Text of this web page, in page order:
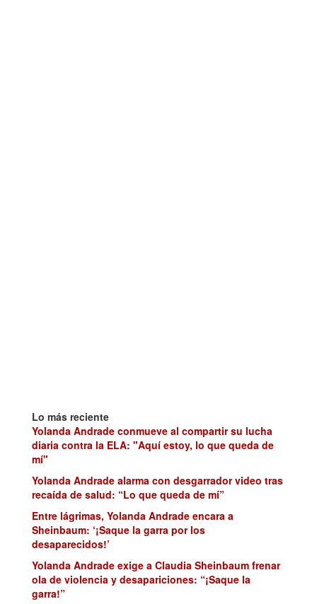
Lo más reciente
Yolanda Andrade conmueve al compartir su lucha
diaria contra la ELA: "Aquí estoy, lo que queda de
mí"
Yolanda Andrade alarma con desgarrador video tras
recaída de salud: “Lo que queda de mí”
Entre lágrimas, Yolanda Andrade encara a
Sheinbaum: ‘¡Saque la garra por los
desaparecidos!’
Yolanda Andrade exige a Claudia Sheinbaum frenar
ola de violencia y desapariciones: “¡Saque la
garra!”